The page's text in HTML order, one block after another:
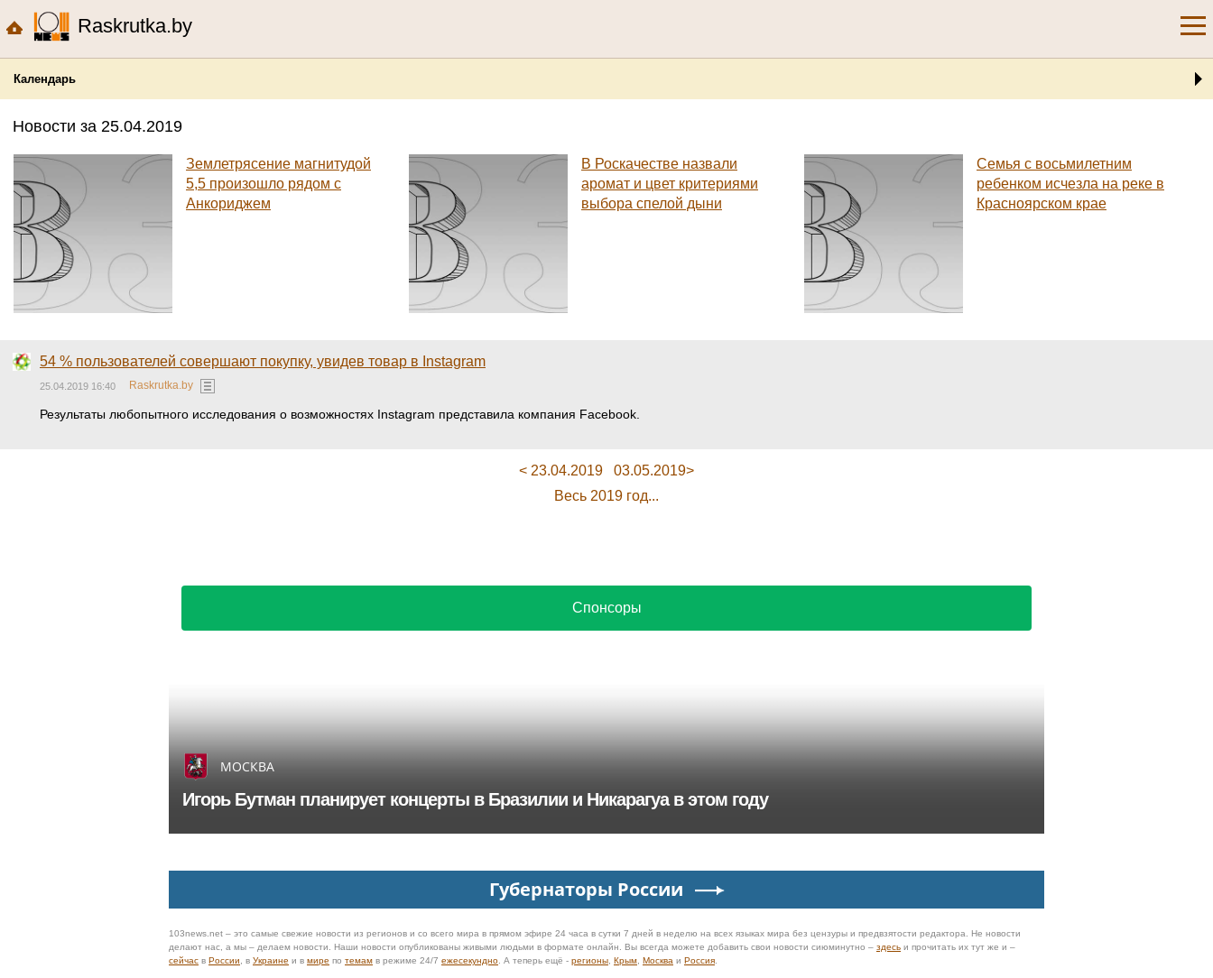
Raskrutka.by
Календарь
Новости за 25.04.2019
Землетрясение магнитудой
5,5 произошло рядом с
Анкориджем
В Роскачестве назвали
аромат и цвет критериями
выбора спелой дыни
Семья с восьмилетним
ребенком исчезла на реке в
Красноярском крае
54 % пользователей совершают покупку, увидев товар в Instagram
25.04.2019 16:40 Raskrutka.by
Результаты любопытного исследования о возможностях Instagram представила компания Facebook.
< 23.04.2019
03.05.2019>
Весь 2019 год...
Спонсоры
МОСКВА
Игорь Бутман планирует концерты в Бразилии и Никарагуа в этом году
Губернаторы России
103news.net – это самые свежие новости из регионов и со всего мира в прямом эфире 24 часа в сутки 7 дней в неделю на всех языках мира без цензуры и предвзятости редактора. Не новости
делают нас, а мы – делаем новости. Наши новости опубликованы живыми людьми в формате онлайн. Вы всегда можете добавить свои новости сиюминутно – здесь и прочитать их тут же и –
сейчас в России , в Украине и в мире по темам в режиме 24/7 ежесекундно . А теперь ещё - регионы Крым Москва и Россия